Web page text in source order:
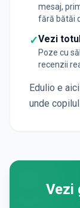
mesaj,
fără bătăi
✓Vezi
Poze cu
recenzii
Edulio e
unde
Vezi